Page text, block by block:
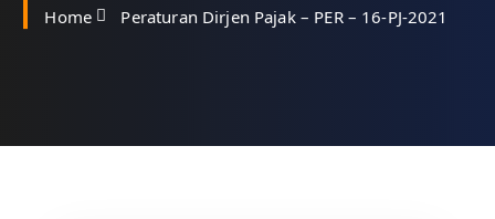
Home Peraturan Dirjen Pajak – PER – 16-PJ-2021